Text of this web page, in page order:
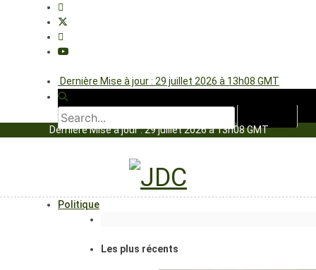
Dernière Mise à jour : 29 juillet 2026 à 13h08 GMT
Dernière Mise à jour : 29 juillet 2026 à 13h08 GMT
Politique
Les plus récents